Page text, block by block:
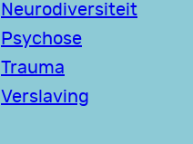
Neurodiversiteit
Psychose
Trauma
Verslaving